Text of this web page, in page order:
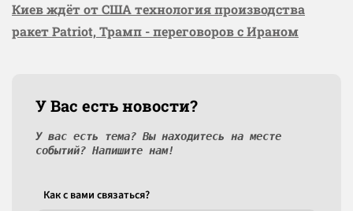
Киев ждёт от США технология производства
ракет Patriot, Трамп - переговоров с Ираном
У Вас есть новости?
У вас есть тема? Вы находитесь на месте
событий? Напишите нам!
Как c вами связаться?